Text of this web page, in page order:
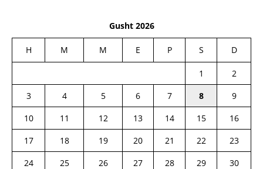
Gusht 2026
H M M E P S D
1
2
3
4 5 6 7 8
9
10
11 12 13 14 15
16
17
18 19 20 21 22
23
24
25 26 27 28 29
30